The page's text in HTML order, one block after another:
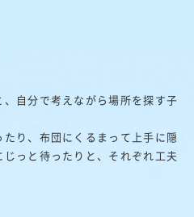
、自分で考えながら場所を探す子
り、布団にくるまって上手に隠
っと待ったりと、それぞれ工夫